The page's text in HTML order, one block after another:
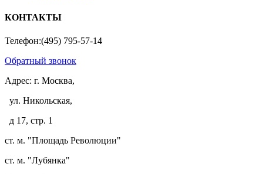
КОНТАКТЫ
Телефон:(495) 795-57-14
Обратный звонок
Адрес: г. Москва,
ул. Никольская,
д 17, стр. 1
ст. м. "Площадь Революции"
ст. м. "Лубянка"